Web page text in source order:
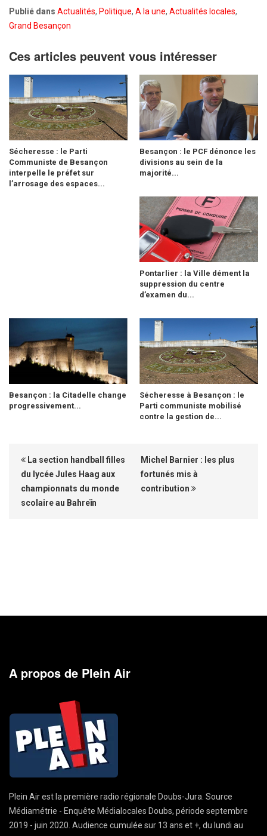
Publié dans Actualités, Politique, A la une, Actualités locales,
Grand Besançon
Ces articles peuvent vous intéresser
Sécheresse : le Parti
Communiste de Besançon
interpelle le préfet sur
l’arrosage des espaces...
Besançon : le PCF dénonce les
divisions au sein de la
majorité...
Pontarlier : la Ville dément la
suppression du centre
d’examen du...
Besançon : la Citadelle change
progressivement...
Sécheresse à Besançon : le
Parti communiste mobilisé
contre la gestion de...
La section handball filles
du lycée Jules Haag aux
championnats du monde
scolaire au Bahreïn
Michel Barnier : les plus
fortunés mis à
contribution
A propos de Plein Air
Plein Air est la première radio régionale Doubs-Jura. Source
Médiamétrie - Enquête Médialocales Doubs, période septembre
2019 - juin 2020. Audience cumulée sur 13 ans et +, du lundi au